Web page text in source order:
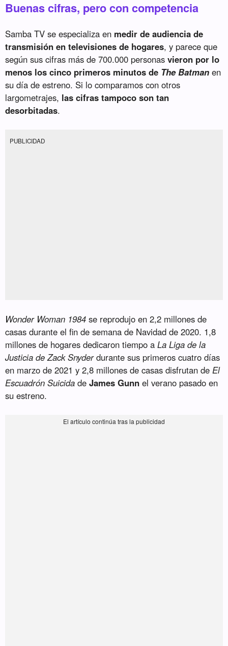
Buenas cifras, pero con competencia
Samba TV se especializa en medir de audiencia de
transmisión en televisiones de hogares, y parece que
según sus cifras más de 700.000 personasvieron por lo
menos los cinco primeros minutos de The Batman en
su día de estreno. Si lo comparamos con otros
largometrajes, las cifras tampoco son tan
desorbitadas.
PUBLICIDAD
Wonder Woman 1984 se reprodujo en 2,2 millones de
casas durante el fin de semana de Navidad de 2020. 1,8
millones de hogares dedicaron tiempo aLa Liga de la
Justicia de Zack Snyderdurante sus primeros cuatro días
en marzo de 2021 y 2,8 millones de casas disfrutan deEl
Escuadrón Suicida deJames Gunn el verano pasado en
su estreno.